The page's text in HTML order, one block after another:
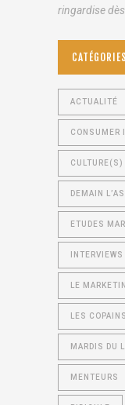
ringardise dès
CATÉGORIES
ACTUALITÉ
CONSUMER
CULTURE(S)
DEMAIN
ETUDES
LE
LES
MARDIS DU
MENTEURS